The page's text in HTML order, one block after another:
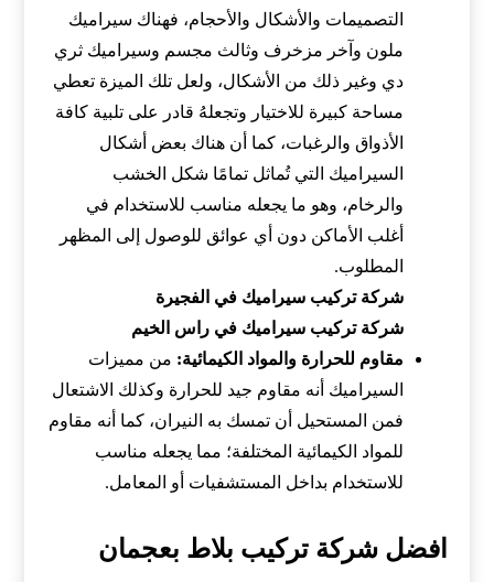
التصميمات والأشكال والأحجام، فهناك سيراميك
ملون وآخر مزخرف وثالث مجسم وسيراميك ثري
دي وغير ذلك من الأشكال، ولعل تلك الميزة تعطي
مساحة كبيرة للاختيار وتجعلهُ قادر على تلبية كافة
الأذواق والرغبات، كما أن هناك بعض أشكال
السيراميك التي تُماثل تمامًا شكل الخشب
والرخام، وهو ما يجعله مناسب للاستخدام في
أغلب الأماكن دون أي عوائق للوصول إلى المظهر
المطلوب.
شركة تركيب سيراميك في الفجيرة
شركة تركيب سيراميك في راس الخيم
مقاوم للحرارة والمواد الكيمائية: من مميزات
السيراميك أنه مقاوم جيد للحرارة وكذلك الاشتعال
فمن المستحيل أن تمسك به النيران، كما أنه مقاوم
للمواد الكيمائية المختلفة؛ مما يجعله مناسب
للاستخدام بداخل المستشفيات أو المعامل.
افضل شركة تركيب بلاط بعجمان